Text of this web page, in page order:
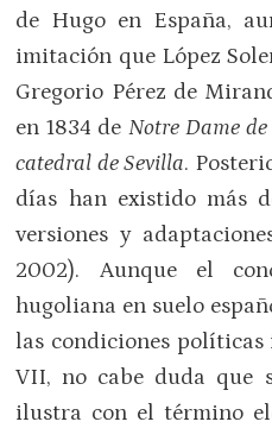
de Hugo en España,
imitación que López
Gregorio Pérez de
en 1834 de Notre Dame
catedral de Sevilla.
días han existido más
versiones y
2002). Aunque el
hugoliana en suelo
las condiciones políticas
VII, no cabe duda que
ilustra con el término